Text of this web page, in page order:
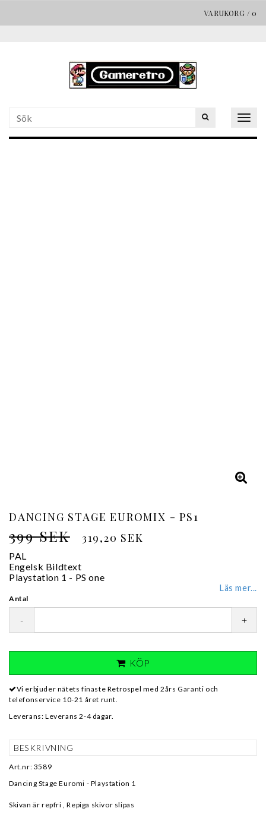
VARUKORG / 0
DANCING STAGE EUROMIX - PS1
399 SEK 319,20 SEK
PAL
Engelsk Bildtext
Playstation 1 - PS one
Läs mer...
Antal
- +
KÖP
Vi erbjuder nätets finaste Retrospel med 2års Garanti och
telefonservice 10-21 året runt.
Leverans: Leverans 2-4 dagar.
BESKRIVNING
Art.nr: 3589
Dancing Stage Euromi - Playstation 1
Skivan är repfri , Repiga skivor slipas